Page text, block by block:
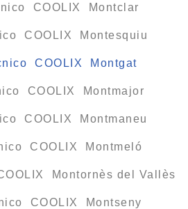
COOLIX Montclar
COOLIX Montesquiu
COOLIX Montgat
COOLIX Montmajor
COOLIX Montmaneu
COOLIX Montmeló
Montornès del Vallès
COOLIX Montseny